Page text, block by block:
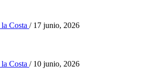
Costa / 17 junio, 2026
Costa / 10 junio, 2026